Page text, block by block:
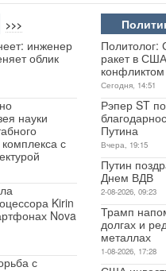
>>>
инженер
облик
науки
с
Kirin
Nova
с
Политолог:
ракет в
Сегодня, 14:51
Рэпер ST
Путина
Вчера, 19:15
Путин
Днем ВДВ
2-08-2026, 09:23
Трамп
долгах и
металлах
1-08-2026, 17:28